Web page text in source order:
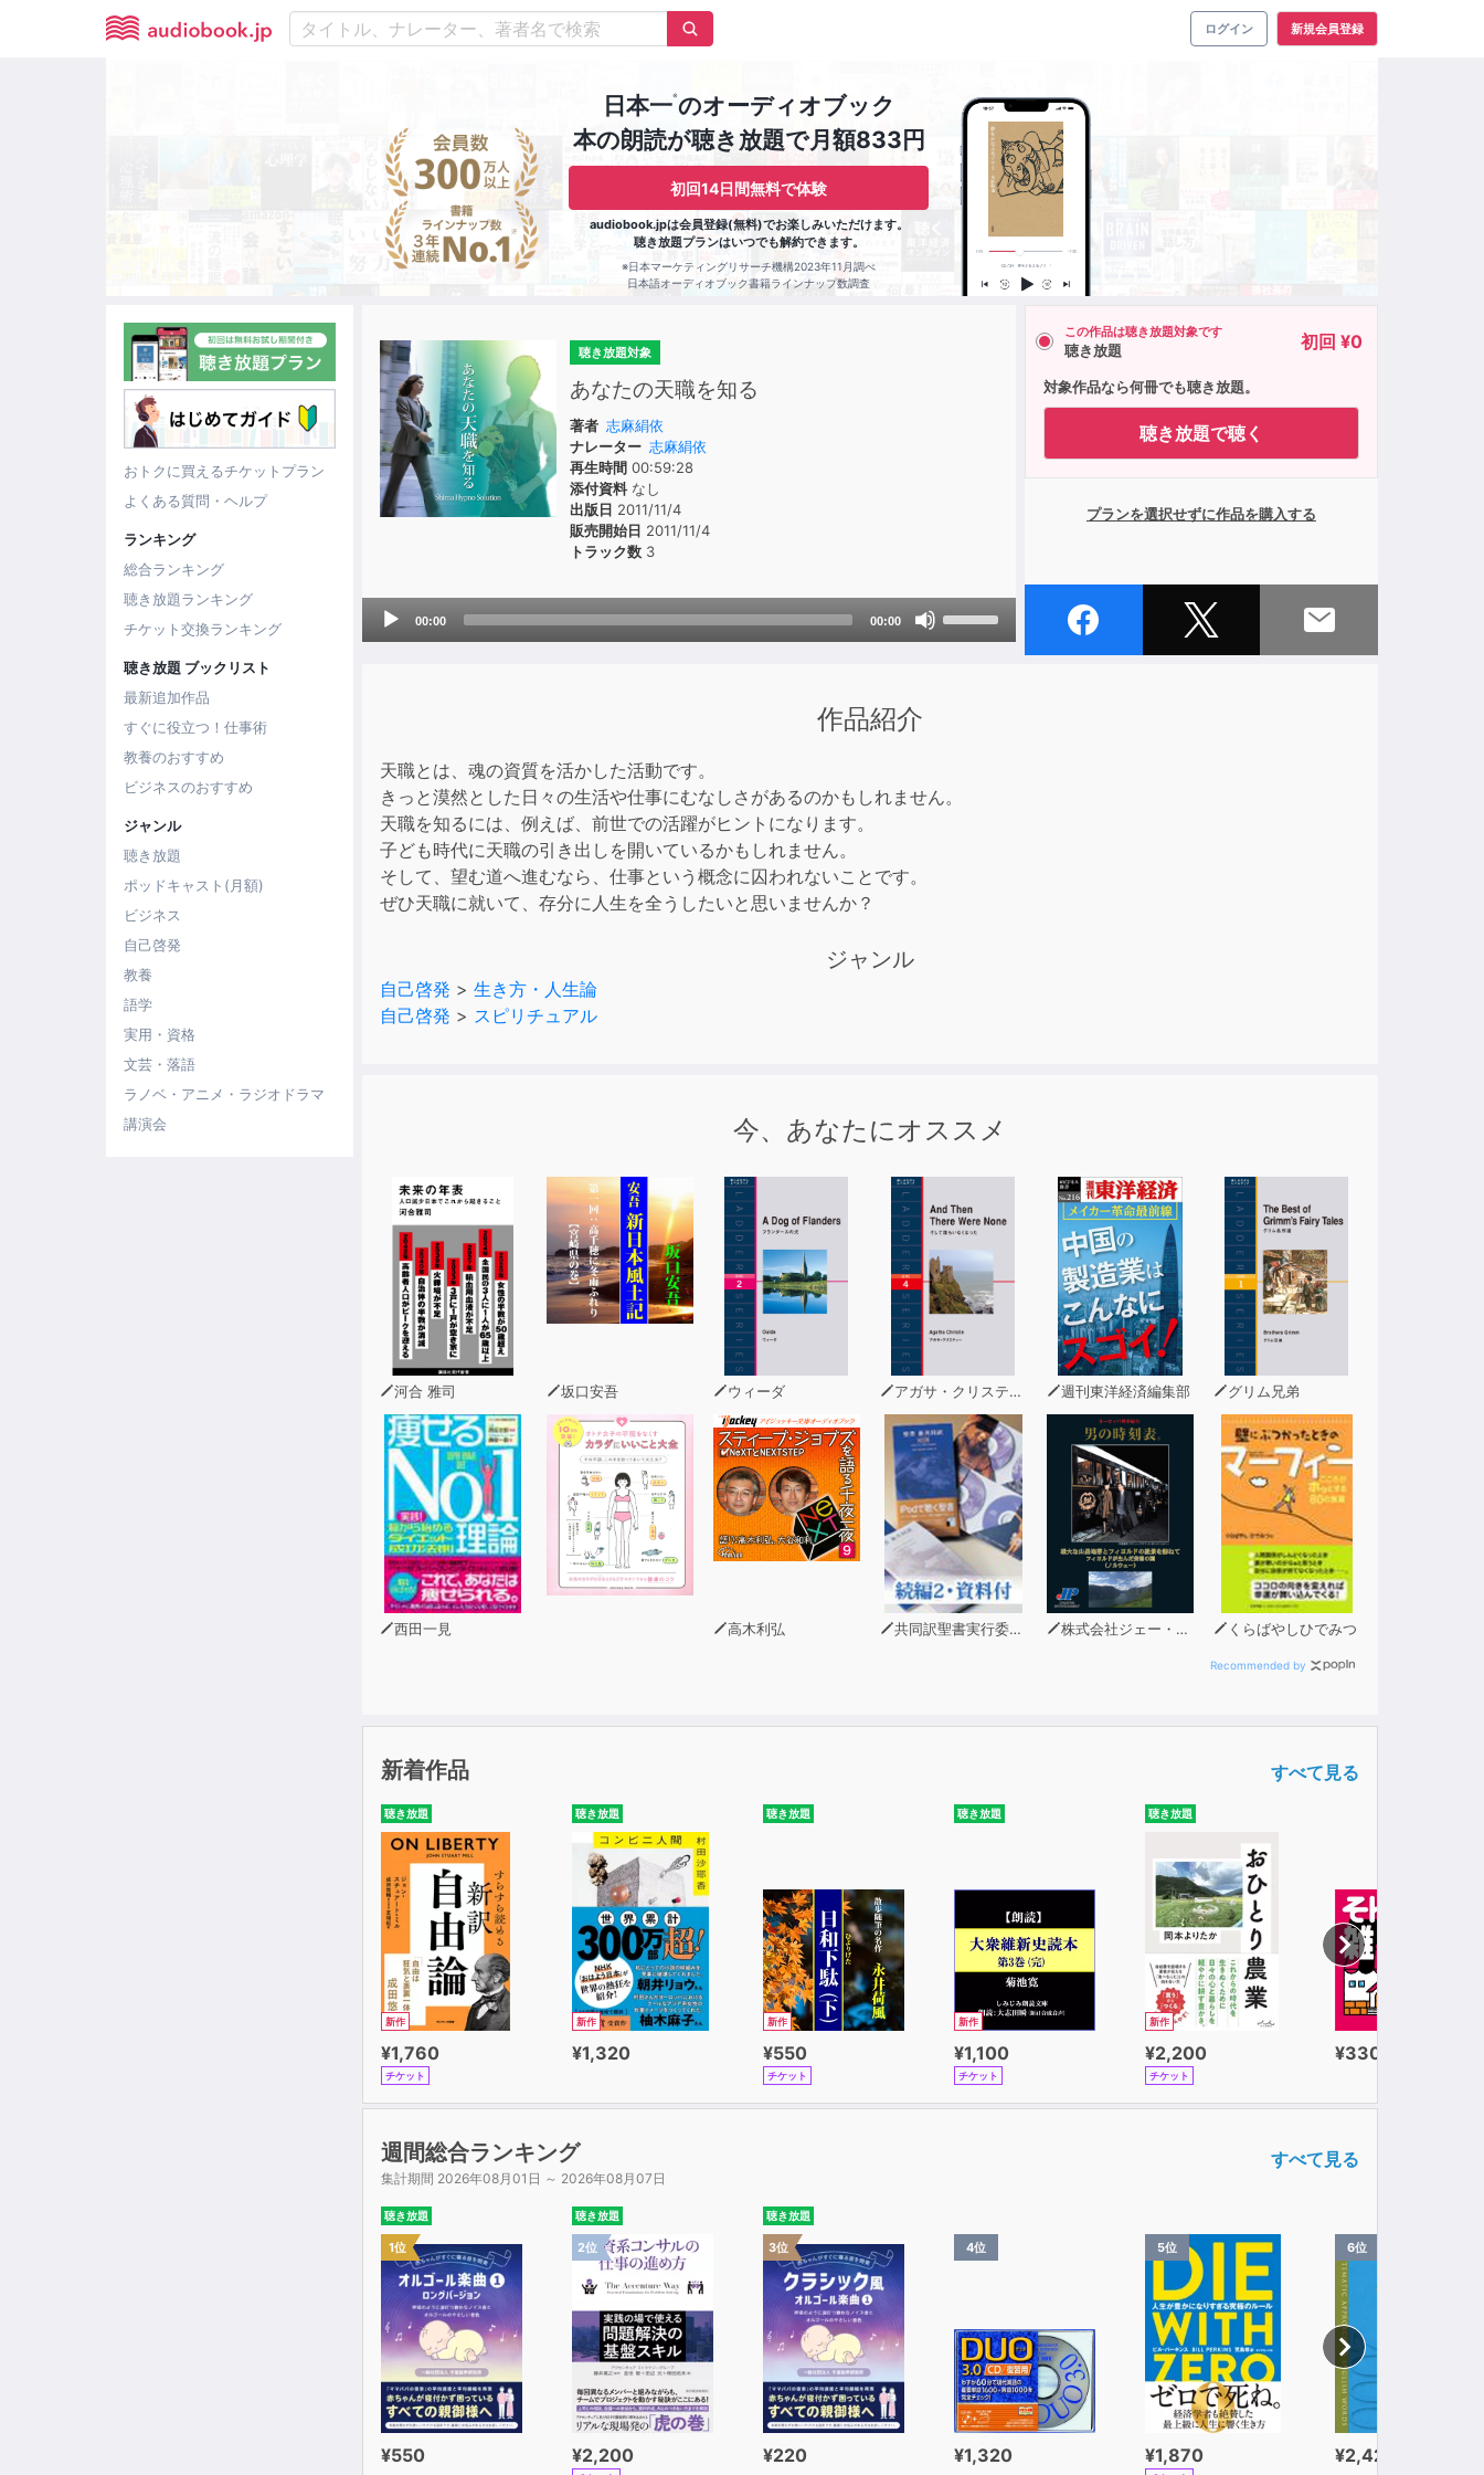
ログイン 新規会員登録
日本一※のオーディオブック
本の朗読が聴き放題で月額833円
初回14日間無料で体験
audiobook.jpは会員登録(無料)でお楽しみいただけます。
聴き放題プランはいつでも解約できます。
※日本マーケティングリサーチ機構2023年11月調べ
日本語オーディオブック書籍ラインナップ数調査
おトクに買えるチケットプラン
よくある質問・ヘルプ
ランキング
総合ランキング
聴き放題ランキング
チケット交換ランキング
聴き放題 ブックリスト
最新追加作品
すぐに役立つ！仕事術
教養のおすすめ
ビジネスのおすすめ
ジャンル
聴き放題
ポッドキャスト(月額)
ビジネス
自己啓発
教養
語学
実用・資格
文芸・落語
ラノベ・アニメ・ラジオドラマ
講演会
聴き放題対象
あなたの天職を知る
著者 志麻絹依
ナレーター 志麻絹依
再生時間 00:59:28
添付資料なし
出版日 2011/11/4
販売開始日 2011/11/4
トラック数 3
Audio
00:00 00:00
この作品は聴き放題対象です
聴き放題 初回 ¥0
対象作品なら何冊でも聴き放題。
聴き放題で聴く
プランを選択せずに作品を購入する
作品紹介
天職とは、魂の資質を活かした活動です。
きっと漠然とした日々の生活や仕事にむなしさがあるのかもしれません。
天職を知るには、例えば、前世での活躍がヒントになります。
子ども時代に天職の引き出しを開いているかもしれません。
そして、望む道へ進むなら、仕事という概念に囚われないことです。
ぜひ天職に就いて、存分に人生を全うしたいと思いませんか？
ジャンル
自己啓発 > 生き方・人生論
自己啓発 > スピリチュアル
今、あなたにオススメ
河合 雅司 坂口安吾 ウィーダ アガサ・クリスティー 週刊東洋経済編集部 グリム兄弟
西田一見 高木利弘 共同訳聖書実行委員会 株式会社ジェー・ピー くらばやしひでみつ
Recommended by
新着作品 すべて見る
聴き放題
新作
¥1,760
チケット
聴き放題
新作
¥1,320
聴き放題
新作
¥550
チケット
聴き放題
新作
¥1,100
チケット
聴き放題
新作
¥2,200
チケット
¥330
週間総合ランキング
集計期間 2026年08月01日 ～ 2026年08月07日
すべて見る
聴き放題
1位
¥550
聴き放題
2位
¥2,200
聴き放題
3位
¥220
4位
¥1,320
5位
¥1,870
6位
¥2,420